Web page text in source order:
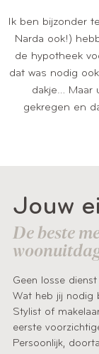
Ik ben bijzonder
Narda ook!)
de hypotheek
dat was nodig
dakje… Maar
gekregen en
Jouw
De beste
Geen losse
Wat heb jij nodig
Stylist of
eerste
Persoonlijk,